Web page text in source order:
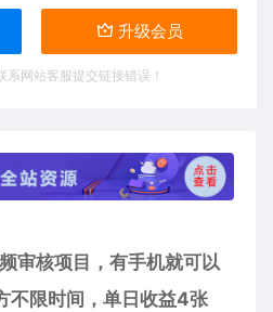
升级会员
系网站客服提交链接错误！
审核项目，有手机就可以
不限时间，单日收益4张